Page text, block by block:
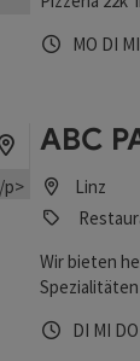
MO DI MI
ABC
Linz
Wir bieten
DI MI DO